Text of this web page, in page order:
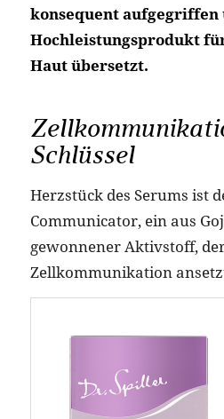
konsequent aufgegriffen
Hochleistungsprodukt
Haut übersetzt.
Schlüssel
Herzstück des Serums ist
Communicator, ein aus
gewonnener Aktivstoff,
Zellkommunikation